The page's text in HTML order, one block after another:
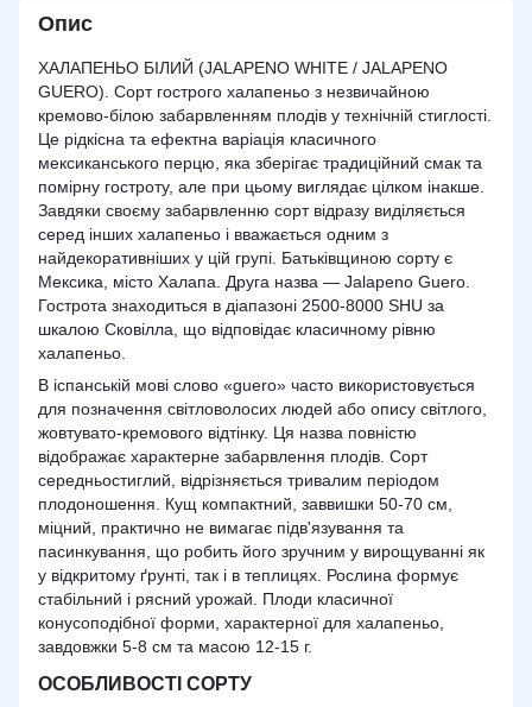
Опис
ХАЛАПЕНЬО БІЛИЙ (JALAPENO WHITE / JALAPENO
GUERO). Сорт гострого халапеньо з незвичайною
кремово-білою забарвленням плодів у технічній стиглості.
Це рідкісна та ефектна варіація класичного
мексиканського перцю, яка зберігає традиційний смак та
помірну гостроту, але при цьому виглядає цілком інакше.
Завдяки своєму забарвленню сорт відразу виділяється
серед інших халапеньо і вважається одним з
найдекоративніших у цій групі. Батьківщиною сорту є
Мексика, місто Халапа. Друга назва — Jalapeno Guero.
Гострота знаходиться в діапазоні 2500-8000 SHU за
шкалою Сковілла, що відповідає класичному рівню
халапеньо.
В іспанській мові слово «guero» часто використовується
для позначення світловолосих людей або опису світлого,
жовтувато-кремового відтінку. Ця назва повністю
відображає характерне забарвлення плодів. Сорт
середньостиглий, відрізняється тривалим періодом
плодоношення. Кущ компактний, заввишки 50-70 см,
міцний, практично не вимагає підв'язування та
пасинкування, що робить його зручним у вирощуванні як
у відкритому ґрунті, так і в теплицях. Рослина формує
стабільний і рясний урожай. Плоди класичної
конусоподібної форми, характерної для халапеньо,
завдовжки 5-8 см та масою 12-15 г.
ОСОБЛИВОСТІ СОРТУ